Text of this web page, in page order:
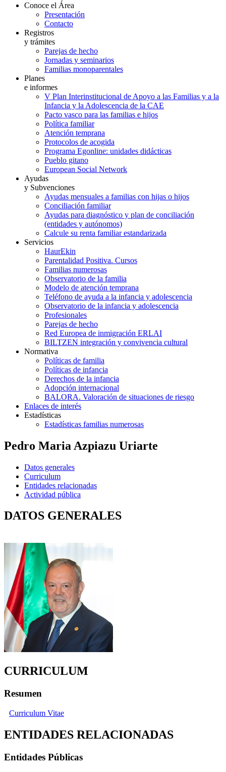
Conoce el Área
Presentación
Contacto
Registros
y trámites
Parejas de hecho
Jornadas y seminarios
Familias monoparentales
Planes
e informes
V Plan Interinstitucional de Apoyo a las Familias y a la
Infancia y la Adolescencia de la CAE
Pacto vasco para las familias e hijos
Política familiar
Atención temprana
Protocolos de acogida
Programa Egonline: unidades didácticas
Pueblo gitano
European Social Network
Ayudas
y Subvenciones
Ayudas mensuales a familias con hijas o hijos
Conciliación familiar
Ayudas para diagnóstico y plan de conciliación
(entidades y autónomos)
Calcule su renta familiar estandarizada
Servicios
HaurEkin
Parentalidad Positiva. Cursos
Familias numerosas
Observatorio de la familia
Modelo de atención temprana
Teléfono de ayuda a la infancia y adolescencia
Observatorio de la infancia y adolescencia
Profesionales
Parejas de hecho
Red Europea de inmigración ERLAI
BILTZEN integración y convivencia cultural
Normativa
Políticas de familia
Políticas de infancia
Derechos de la infancia
Adopción internacional
BALORA. Valoración de situaciones de riesgo
Enlaces de interés
Estadísticas
Estadísticas familias numerosas
Pedro Maria Azpiazu Uriarte
Datos generales
Curriculum
Entidades relacionadas
Actividad pública
DATOS GENERALES
CURRICULUM
Resumen
Curriculum Vitae
ENTIDADES RELACIONADAS
Entidades Públicas